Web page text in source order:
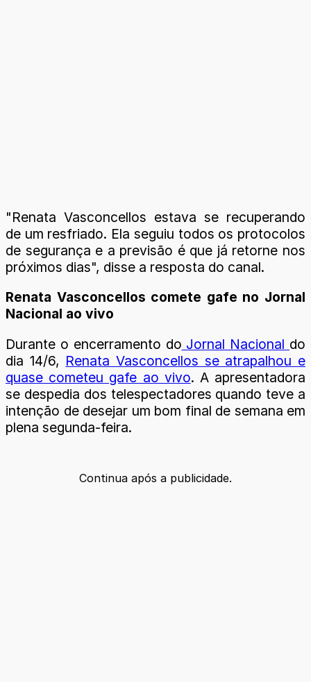
"Renata Vasconcellos estava se recuperando
de um resfriado. Ela seguiu todos os protocolos
de segurança e a previsão é que já retorne nos
próximos dias", disse a resposta do canal.
Renata Vasconcellos comete gafe no Jornal
Nacional ao vivo
Durante o encerramento do Jornal Nacional do
dia 14/6, Renata Vasconcellos se atrapalhou e
quase cometeu gafe ao vivo. A apresentadora
se despedia dos telespectadores quando teve a
intenção de desejar um bom final de semana em
plena segunda-feira.
Continua após a publicidade.